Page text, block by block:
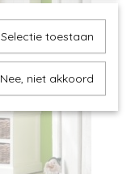
Selectie toestaan
Nee, niet akkoord